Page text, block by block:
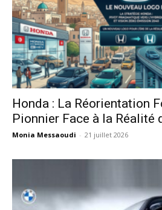
Honda : La Réorientation
Pionnier Face à la Réalité
Monia Messaoudi - 21 juillet 2026